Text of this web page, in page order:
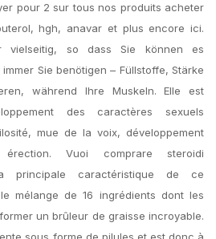
pour 2 sur tous nos produits acheter
hgh, anavar et plus encore ici.
vielseitig, so dass Sie können es
Sie benötigen – Füllstoffe, Stärke
während Ihre Muskeln. Elle est
des caractères sexuels
mue de la voix, développement
Vuoi comprare steroidi
principale caractéristique de ce
mélange de 16 ingrédients dont les
un brûleur de graisse incroyable.